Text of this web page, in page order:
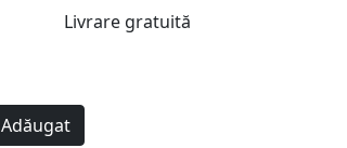
Livrare gratuită
Adăugat